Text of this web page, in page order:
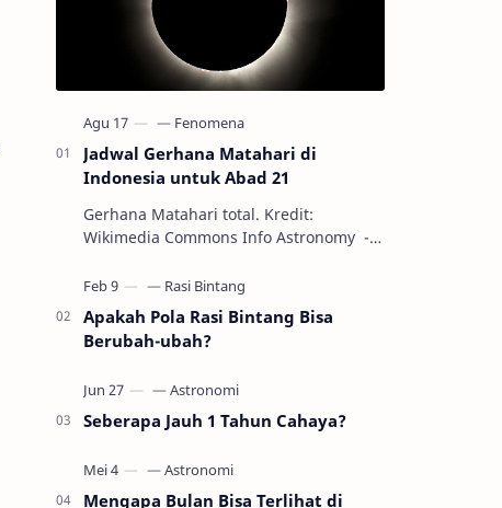
Jadwal Gerhana Matahari di
Indonesia untuk Abad 21
Gerhana Matahari total. Kredit:
Wikimedia Commons Info Astronomy -
gerhana Matahari akan terjadi sebanyak
22…
Apakah Pola Rasi Bintang Bisa
Berubah-ubah?
Seberapa Jauh 1 Tahun Cahaya?
Mengapa Bulan Bisa Terlihat di